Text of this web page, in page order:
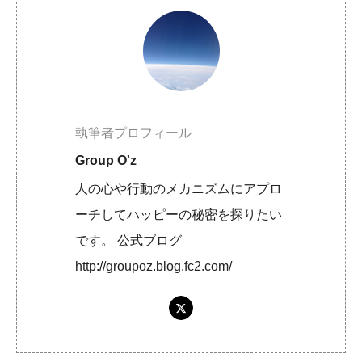
執筆者プロフィール
Group O'z
人の心や行動のメカニズムにアプロ
ーチしてハッピーの秘密を探りたい
です。 公式ブログ
http://groupoz.blog.fc2.com/